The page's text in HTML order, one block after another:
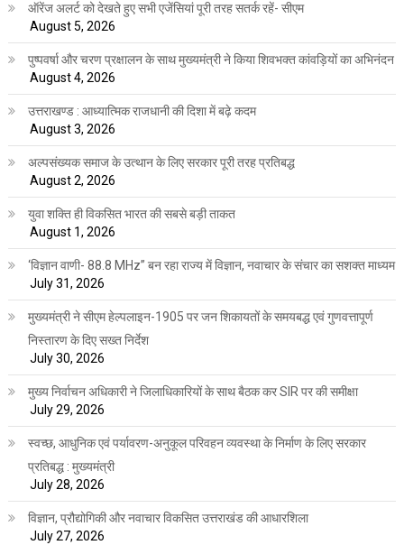
ऑरेंज अलर्ट को देखते हुए सभी एजेंसियां पूरी तरह सतर्क रहें- सीएम
August 5, 2026
पुष्पवर्षा और चरण प्रक्षालन के साथ मुख्यमंत्री ने किया शिवभक्त कांवड़ियों का अभिनंदन
August 4, 2026
उत्तराखण्ड : आध्यात्मिक राजधानी की दिशा में बढ़े कदम
August 3, 2026
अल्पसंख्यक समाज के उत्थान के लिए सरकार पूरी तरह प्रतिबद्ध
August 2, 2026
युवा शक्ति ही विकसित भारत की सबसे बड़ी ताकत
August 1, 2026
‘विज्ञान वाणी- 88.8 MHz” बन रहा राज्य में विज्ञान, नवाचार के संचार का सशक्त माध्यम
July 31, 2026
मुख्यमंत्री ने सीएम हेल्पलाइन-1905 पर जन शिकायतों के समयबद्ध एवं गुणवत्तापूर्ण
निस्तारण के दिए सख्त निर्देश
July 30, 2026
मुख्य निर्वाचन अधिकारी ने जिलाधिकारियों के साथ बैठक कर SIR पर की समीक्षा
July 29, 2026
स्वच्छ, आधुनिक एवं पर्यावरण-अनुकूल परिवहन व्यवस्था के निर्माण के लिए सरकार
प्रतिबद्ध : मुख्यमंत्री
July 28, 2026
विज्ञान, प्रौद्योगिकी और नवाचार विकसित उत्तराखंड की आधारशिला
July 27, 2026